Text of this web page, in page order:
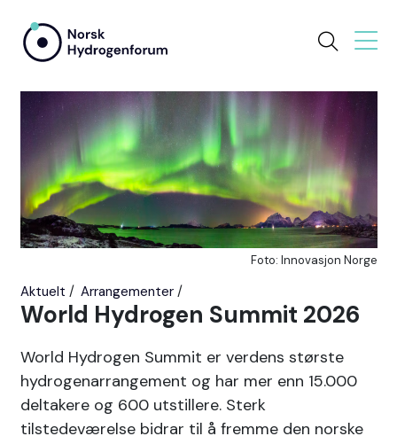
Foto: Innovasjon Norge
Aktuelt Arrangementer
World Hydrogen Summit 2026
World Hydrogen Summit er verdens største
hydrogenarrangement og har mer enn 15.000
deltakere og 600 utstillere. Sterk
tilstedeværelse bidrar til å fremme den norske